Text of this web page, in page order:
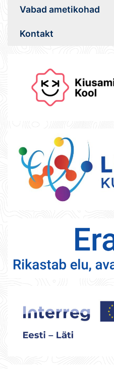
Vabad ametikohad
Kontakt